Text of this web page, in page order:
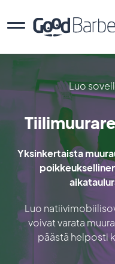
Luo
Yksinkertaista
Luo
voivat varata
päästä helposti